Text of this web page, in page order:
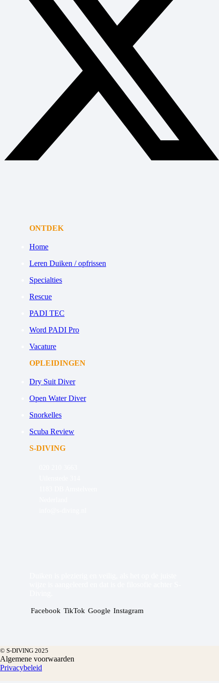
ONTDEK
Home
Leren Duiken / opfrissen
Specialties
Rescue
PADI TEC
Word PADI Pro
Vacature
OPLEIDINGEN
Dry Suit Diver
Open Water Diver
Snorkelles
Scuba Review
S-DIVING
Facebook TikTok Google Instagram
© S-DIVING 2025
Algemene voorwaarden
Privacybeleid